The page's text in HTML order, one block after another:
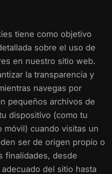
tiene como objetivo
sobre el uso de
en nuestro sitio web.
la transparencia y
navegas por
pequeños archivos de
dispositivo (como tu
móvil) cuando visitas un
ser de origen propio o
finalidades, desde
del sitio hasta